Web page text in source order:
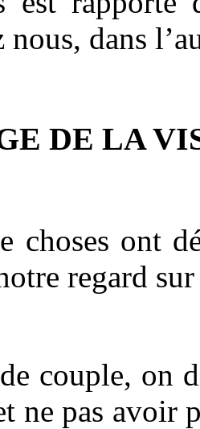
nous, dans
DE LA
choses ont
regard
couple, on
ne pas avoir